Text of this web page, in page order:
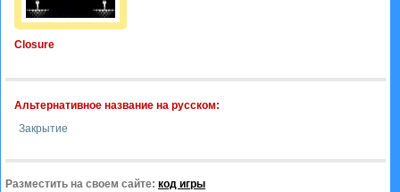
Closure
Альтернативное название на русском:
Закрытие
Разместить на своем сайте: код игры